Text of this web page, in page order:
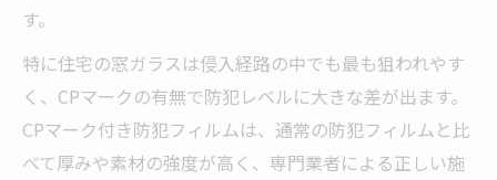
す。
特に住宅の窓ガラスは侵入経路の中でも最も狙われやす
く、CPマークの有無で防犯レベルに大きな差が出ます。
CPマーク付き防犯フィルムは、通常の防犯フィルムと比
べて厚みや素材の強度が高く、専門業者による正しい施